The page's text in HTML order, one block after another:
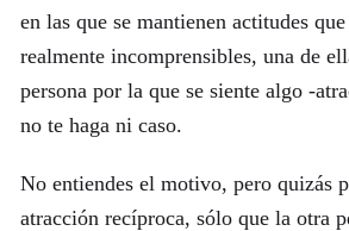
en las que se mantienen actitudes
realmente incomprensibles, una de
persona por la que se siente algo -
no te haga ni caso.
No entiendes el motivo, pero quizás
atracción recíproca, sólo que la otra